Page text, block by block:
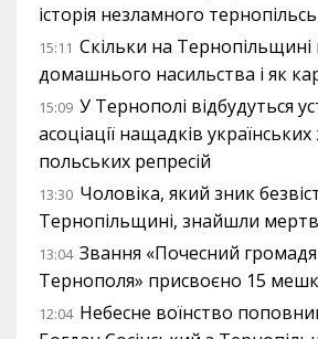
історія незламного
15:11 Скільки на Тернопільщині
домашнього насильства і як
15:09 У Тернополі відбудуться
асоціації нащадків
польських репресій
13:30 Чоловіка, який зник
Тернопільщині, знайшли
13:04 Звання «Почесний
Тернополя» присвоєно 15
12:04 Небесне воїнство